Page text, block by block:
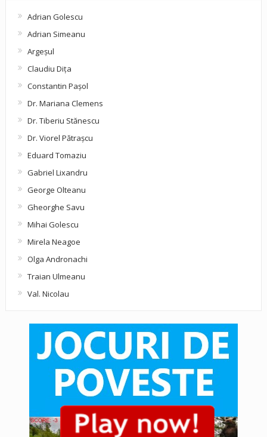
Adrian Golescu
Adrian Simeanu
Argeşul
Claudiu Diţa
Constantin Pașol
Dr. Mariana Clemens
Dr. Tiberiu Stănescu
Dr. Viorel Pătraşcu
Eduard Tomaziu
Gabriel Lixandru
George Olteanu
Gheorghe Savu
Mihai Golescu
Mirela Neagoe
Olga Andronachi
Traian Ulmeanu
Val. Nicolau